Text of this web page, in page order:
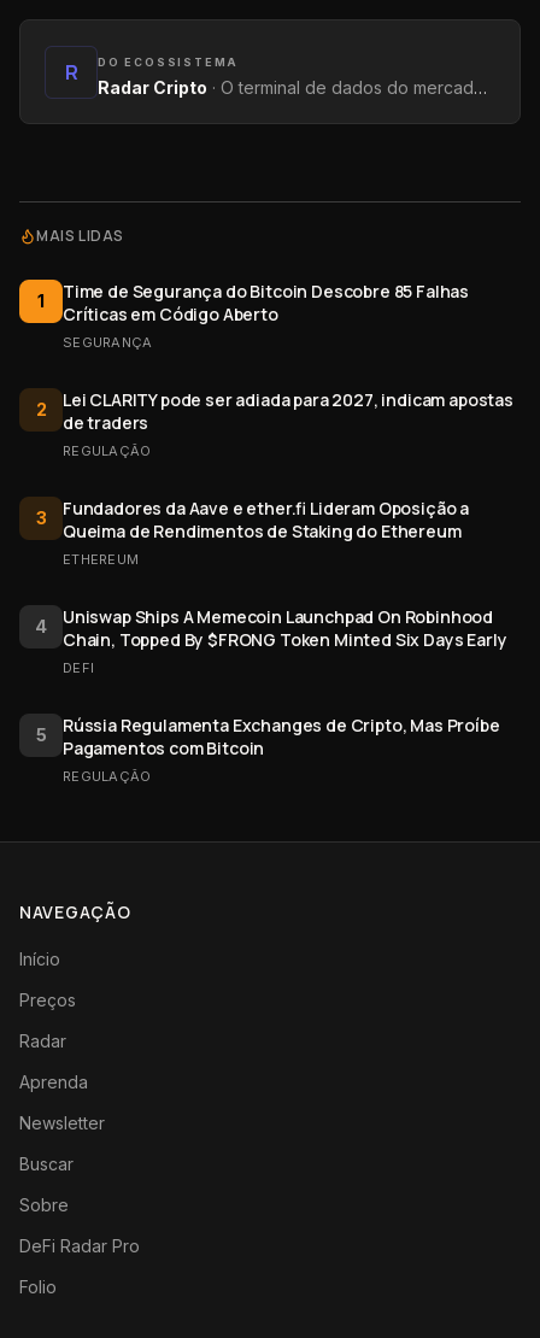
R DO ECOSSISTEMA
Radar Cripto · O terminal de dados do mercado: métricas on-chain, yields, captações e tendências.
MAIS LIDAS
1
Time de Segurança do Bitcoin Descobre 85 Falhas
Críticas em Código Aberto
SEGURANÇA
2
Lei CLARITY pode ser adiada para 2027, indicam apostas
de traders
REGULAÇÃO
3
Fundadores da Aave e ether.fi Lideram Oposição a
Queima de Rendimentos de Staking do Ethereum
ETHEREUM
4
Uniswap Ships A Memecoin Launchpad On Robinhood
Chain, Topped By $FRONG Token Minted Six Days Early
DEFI
5
Rússia Regulamenta Exchanges de Cripto, Mas Proíbe
Pagamentos com Bitcoin
REGULAÇÃO
NAVEGAÇÃO
Início
Preços
Radar
Aprenda
Newsletter
Buscar
Sobre
DeFi Radar Pro
Folio